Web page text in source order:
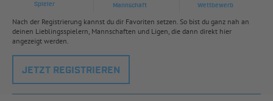
Spieler Mannschaft Wettbewerb
Nach der Registrierung kannst du dir Favoriten setzen. So bist du ganz nah an
deinen Lieblingsspielern, Mannschaften und Ligen, die dann direkt hier
angezeigt werden.
JETZT REGISTRIEREN